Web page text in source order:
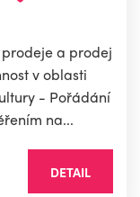
a prodej
v oblasti
- Pořádání
na...
DETAIL